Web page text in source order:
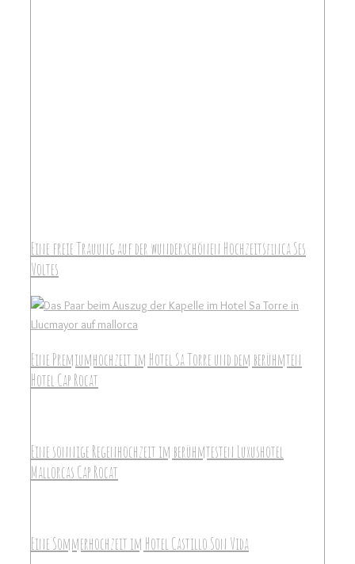
Eine freie Trauung auf der wunderschönen Hochzeitsfinca Ses
Voltes
Eine Premiumhochzeit im Hotel Sa Torre und dem berühmten
Hotel Cap Rocat
Eine sonnige Regenhochzeit im berühmtesten Luxushotel
Mallorcas Cap Rocat
Eine Sommerhochzeit im Hotel Castillo Son Vida